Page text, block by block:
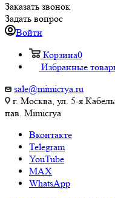
Заказать звонок
Задать вопрос
Войти
Корзина0
Избранные
sale@mimicrya.ru
г. Москва, ул. 5-я
пав. Mimicrya
Вконтакте
Telegram
YouTube
MAX
WhatsApp